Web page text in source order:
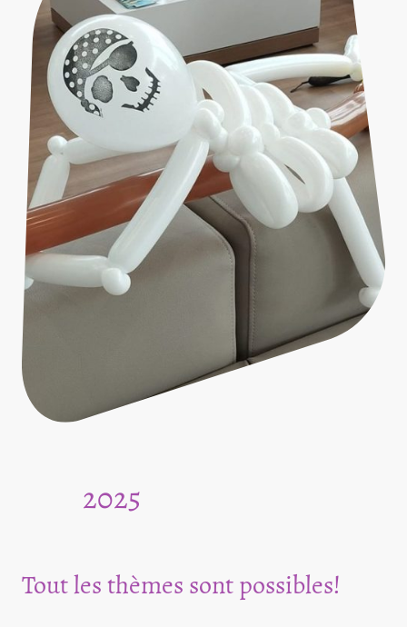
2025
Tout les thèmes sont possibles!